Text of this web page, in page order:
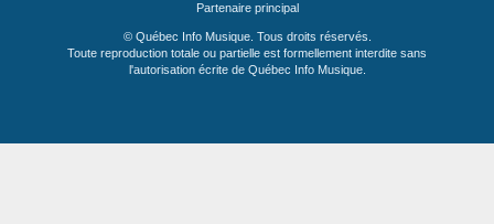
Partenaire principal
© Québec Info Musique. Tous droits réservés.
Toute reproduction totale ou partielle est formellement interdite sans
l'autorisation écrite de Québec Info Musique.